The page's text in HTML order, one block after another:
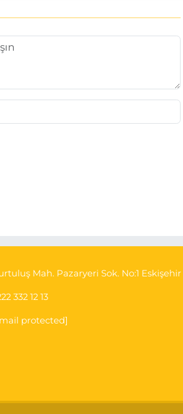
Mah. Pazaryeri Sok. No:1 Eskişehir
332 12 13
protected]